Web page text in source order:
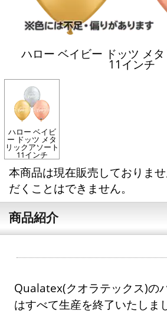
ハロー ベイビー ドッツ メ
11インチ
ハロー ベイビ
ー ドッツ メタ
リックアソート
11インチ
本商品は現在販売しておりま
だくことはできません。
商品紹介
Qualatex(クオラテックス)の
はすべて生産を終了いたしま